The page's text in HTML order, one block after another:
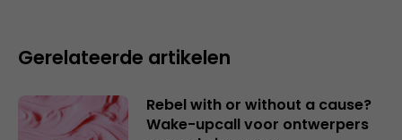
Gerelateerde artikelen
Rebel with or without a cause?
Wake-upcall voor ontwerpers